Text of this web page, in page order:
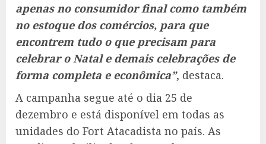
apenas no consumidor final como também
no estoque dos comércios, para que
encontrem tudo o que precisam para
celebrar o Natal e demais celebrações de
forma completa e econômica”, destaca.
A campanha segue até o dia 25 de
dezembro e está disponível em todas as
unidades do Fort Atacadista no país. As